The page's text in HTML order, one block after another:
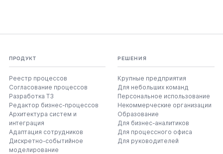
ПРОДУКТ
Реестр процессов
Согласование процессов
Разработка ТЗ
Редактор бизнес-процессов
Архитектура систем и
интеграция
Адаптация сотрудников
Дискретно-событийное
моделирование
РЕШЕНИЯ
Крупные предприятия
Для небольших команд
Персональное использование
Некоммерческие организации
Образование
Для бизнес-аналитиков
Для процессного офиса
Для руководителей